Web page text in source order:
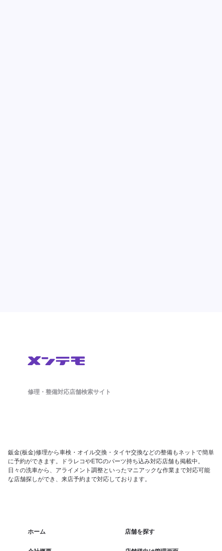
修理・整備対応店舗検索サイト
鈑金(板金)修理から車検・オイル交換・タイヤ交換などの整備もネットで簡単
に予約ができます。ドラレコやETCのパーツ持ち込み対応店舗も掲載中。
日々の洗車から、アライメント調整といったマニアックな作業まで対応可能
な店舗探しができ、来店予約まで対応しております。
ホーム 店舗を探す